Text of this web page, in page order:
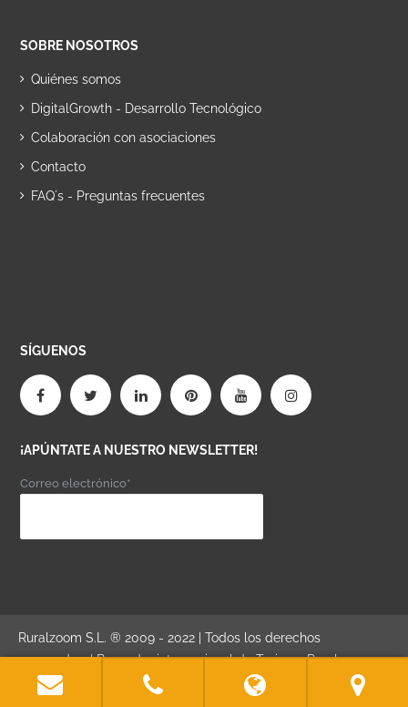
SOBRE NOSOTROS
Quiénes somos
DigitalGrowth - Desarrollo Tecnológico
Colaboración con asociaciones
Contacto
FAQ´s - Preguntas frecuentes
SÍGUENOS
¡APÚNTATE A NUESTRO NEWSLETTER!
Correo electrónico*
Ruralzoom S.L. ® 2009 - 2022 | Todos los derechos
reservados. | Buscador internacional de Turismo Rural,
Turismo Activo y Turismo Gastronómico. | "Donde comienza el